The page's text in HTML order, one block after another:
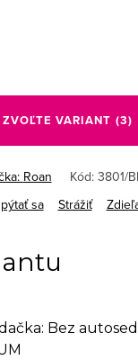
ZVOĽTE VARIANT (3)
Roan Kód: 3801/
sa
Strážiť
Bez